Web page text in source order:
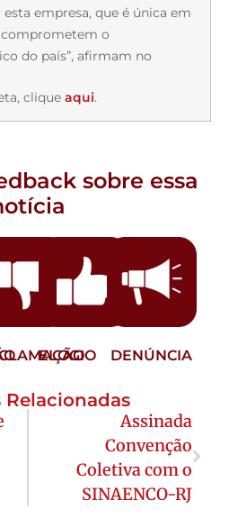
empresa, que é única em
comprometem o
do país”, afirmam no
clique aqui.
sobre essa
ELOGIO DENÚNCIA
Relacionadas
Assinada
Convenção
Coletiva com o
SINAENCO-RJ